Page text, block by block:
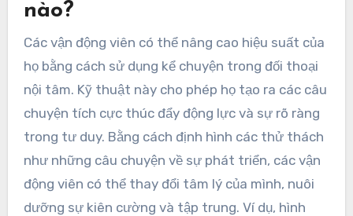
nào?
Các vận động viên có thể nâng cao hiệu suất của
họ bằng cách sử dụng kể chuyện trong đối thoại
nội tâm. Kỹ thuật này cho phép họ tạo ra các câu
chuyện tích cực thúc đẩy động lực và sự rõ ràng
trong tư duy. Bằng cách định hình các thử thách
như những câu chuyện về sự phát triển, các vận
động viên có thể thay đổi tâm lý của mình, nuôi
dưỡng sự kiên cường và tập trung. Ví dụ, hình